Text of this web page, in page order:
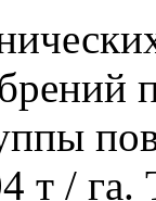
т /